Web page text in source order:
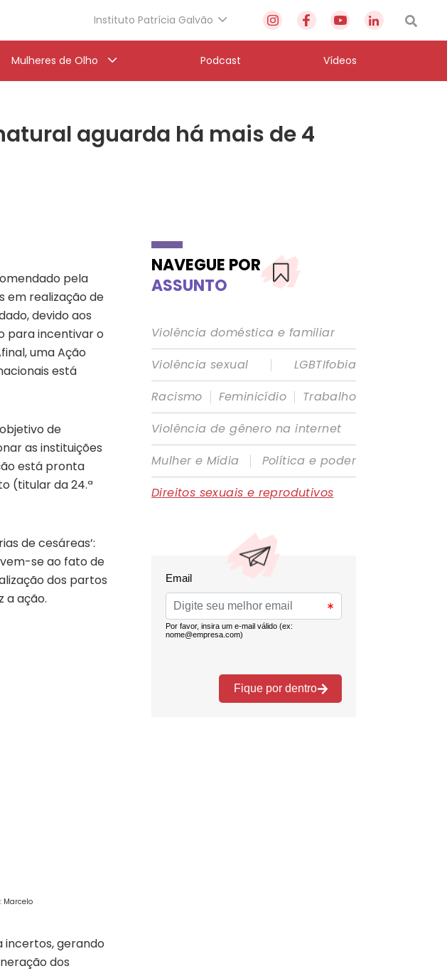
Instituto Patrícia Galvão
Mulheres de Olho Podcast Vídeos
aguarda há mais de 4
pela
em realização de
devido aos
para incentivar o
uma Ação
está
de
as instituições
está pronta
(titular da 24.ª
de cesáreas’:
se ao fato de
dos partos
a ação.
Marcelo
incertos, gerando
dos
NAVEGUE POR
ASSUNTO
Violência doméstica e familiar
Violência sexual
|
LGBTIfobia
Racismo | Feminicídio | Trabalho
Violência de gênero na internet
Mulher e Mídia
|
Política e poder
Direitos sexuais e reprodutivos